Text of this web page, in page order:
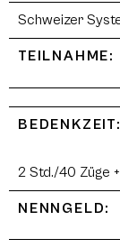
Schweizer
TEILNAHME:
BEDENKZEIT:
2 Std./40 Züge
NENNGELD: